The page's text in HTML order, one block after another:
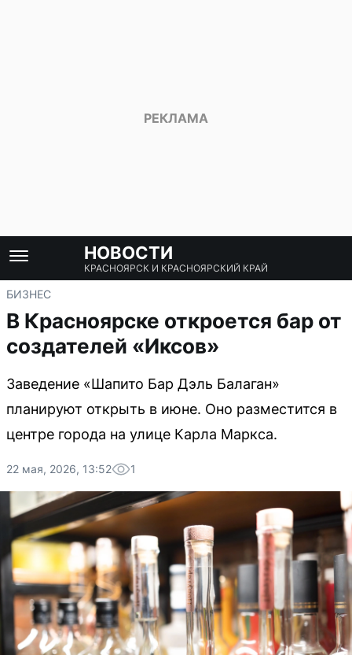
НОВОСТИ
КРАСНОЯРСК И КРАСНОЯРСКИЙ КРАЙ
БИЗНЕС
В Красноярске откроется бар от
создателей «Иксов»
Заведение «Шапито Бар Дэль Балаган»
планируют открыть в июне. Оно разместится в
центре города на улице Карла Маркса.
22 мая, 2026, 13:52 1